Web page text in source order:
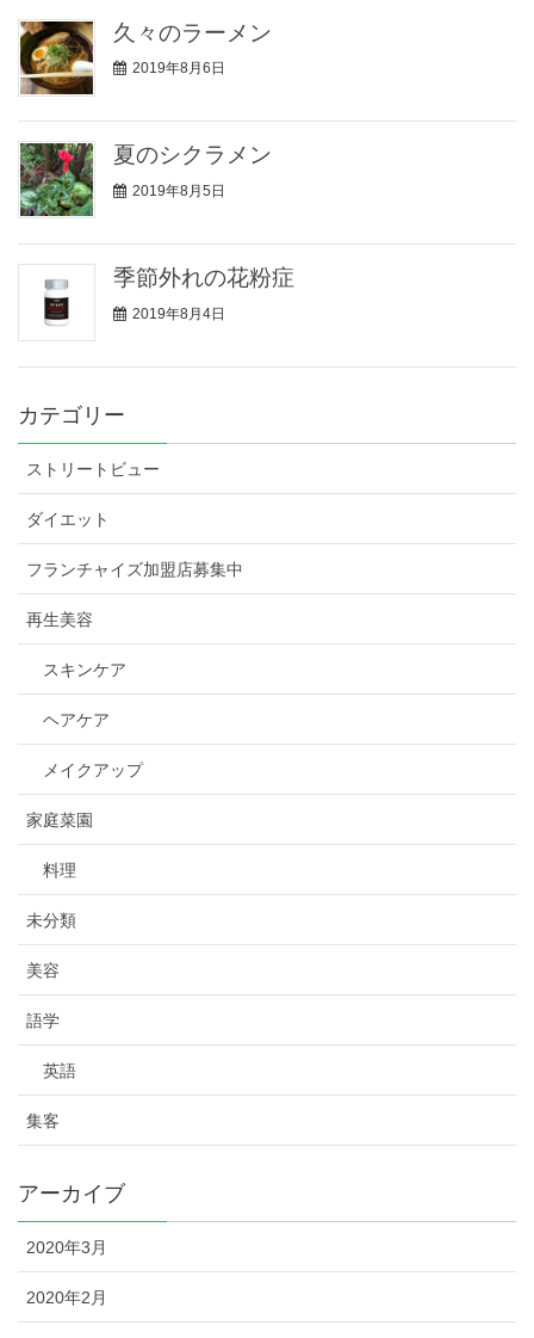
久々のラーメン
2019年8月6日
夏のシクラメン
2019年8月5日
季節外れの花粉症
2019年8月4日
カテゴリー
ストリートビュー
ダイエット
フランチャイズ加盟店募集中
再生美容
スキンケア
ヘアケア
メイクアップ
家庭菜園
料理
未分類
美容
語学
英語
集客
アーカイブ
2020年3月
2020年2月